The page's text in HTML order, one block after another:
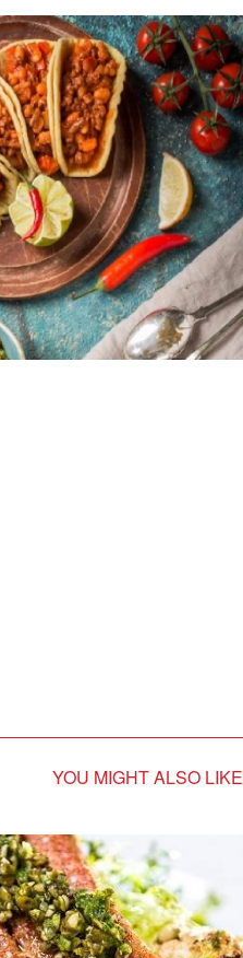
YOU MIGHT ALSO LIKE